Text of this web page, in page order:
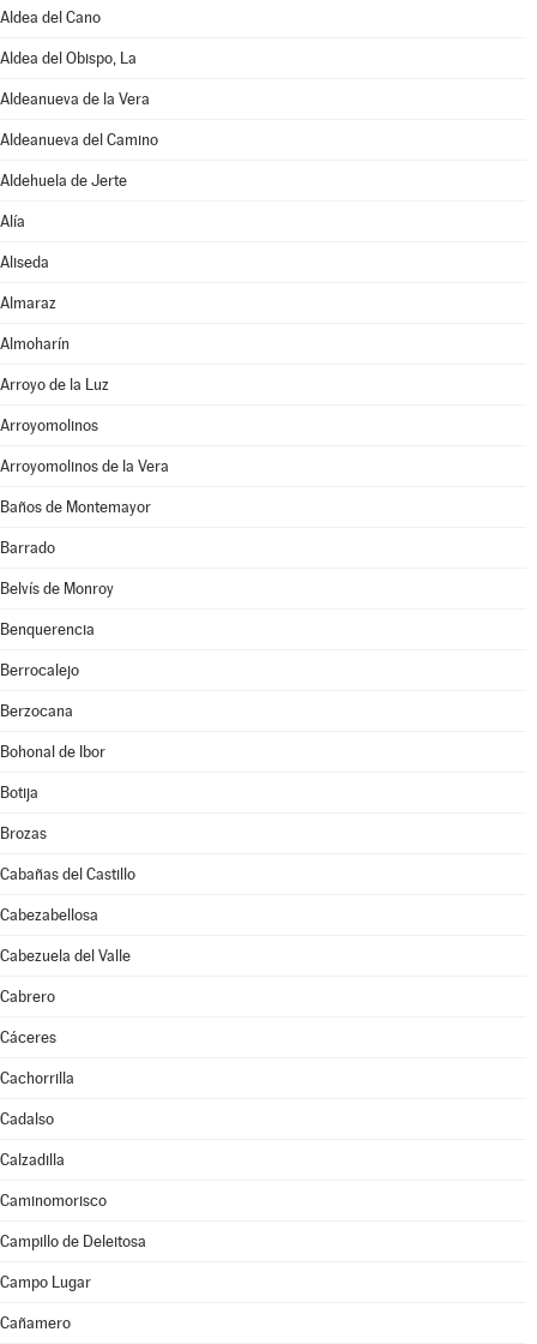
Aldea del Cano
Aldea del Obispo, La
Aldeanueva de la Vera
Aldeanueva del Camino
Aldehuela de Jerte
Alía
Aliseda
Almaraz
Almoharín
Arroyo de la Luz
Arroyomolinos
Arroyomolinos de la Vera
Baños de Montemayor
Barrado
Belvís de Monroy
Benquerencia
Berrocalejo
Berzocana
Bohonal de Ibor
Botija
Brozas
Cabañas del Castillo
Cabezabellosa
Cabezuela del Valle
Cabrero
Cáceres
Cachorrilla
Cadalso
Calzadilla
Caminomorisco
Campillo de Deleitosa
Campo Lugar
Cañamero